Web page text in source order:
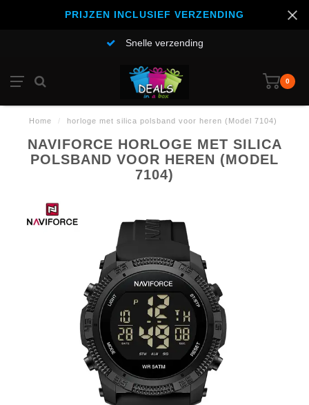
PRIJZEN INCLUSIEF VERZENDING
Snelle verzending
0
Home / horloge met silica polsband voor heren (Model 7104)
NAVIFORCE HORLOGE MET SILICA
POLSBAND VOOR HEREN (MODEL
7104)